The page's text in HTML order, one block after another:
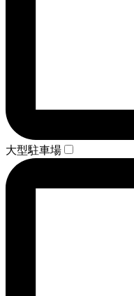
大型駐車場